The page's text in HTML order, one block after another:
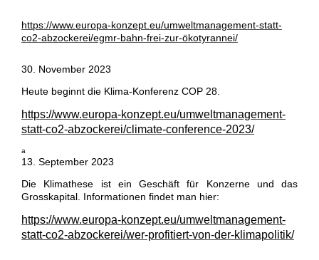
https://www.europa-konzept.eu/umweltmanagement-statt-
co2-abzockerei/egmr-bahn-frei-zur-ökotyrannei/
30. November 2023
Heute beginnt die Klima-Konferenz COP 28.
https://www.europa-konzept.eu/umweltmanagement-
statt-co2-abzockerei/climate-conference-2023/
a
13. September 2023
Die Klimathese ist ein Geschäft für Konzerne und das
Grosskapital. Informationen findet man hier:
https://www.europa-konzept.eu/umweltmanagement-
statt-co2-abzockerei/wer-profitiert-von-der-klimapolitik/